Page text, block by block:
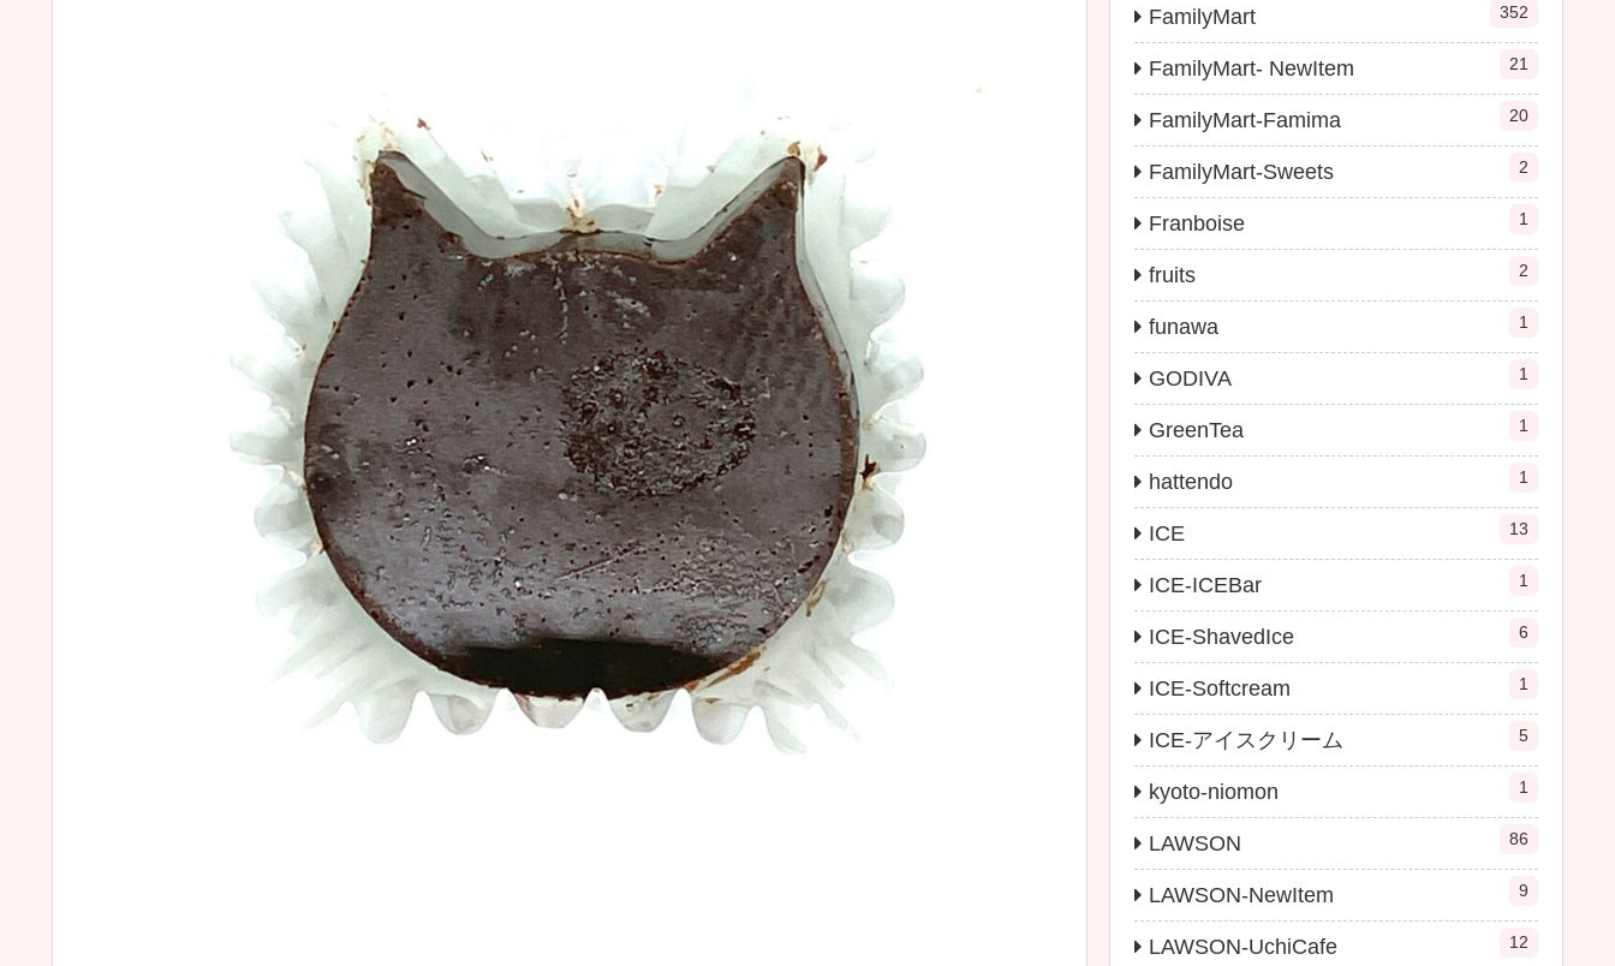
FamilyMart 352
FamilyMart- NewItem 21
FamilyMart-Famima 20
FamilyMart-Sweets 2
Franboise 1
fruits 2
funawa 1
GODIVA 1
GreenTea 1
hattendo 1
ICE 13
ICE-ICEBar 1
ICE-ShavedIce 6
ICE-Softcream 1
ICE-アイスクリーム 5
kyoto-niomon 1
LAWSON 86
LAWSON-NewItem 9
LAWSON-UchiCafe 12